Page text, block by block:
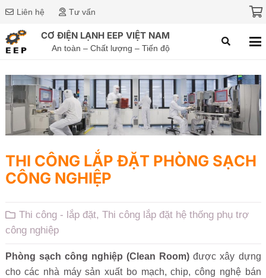
Liên hệ Tư vấn
CƠ ĐIỆN LẠNH EEP VIỆT NAM
An toàn – Chất lượng – Tiến độ
THI CÔNG LẮP ĐẶT PHÒNG SẠCH
CÔNG NGHIỆP
Thi công - lắp đặt,Thi công lắp đặt hệ thống phụ trợ
công nghiệp
Phòng sạch công nghiệp (Clean Room) được xây dựng
cho các nhà máy sản xuất bo mạch, chip, công nghệ bán